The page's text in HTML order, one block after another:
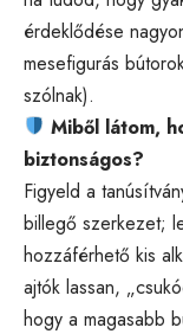
érdeklődése
mesefigurás
szólnak).
Miből látom,
biztonságos?
Figyeld a
billegő szerkezet;
hozzáférhető kis
ajtók lassan,
hogy a magasabb